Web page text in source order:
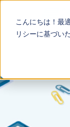
こんにちは！最
リシーに基づい